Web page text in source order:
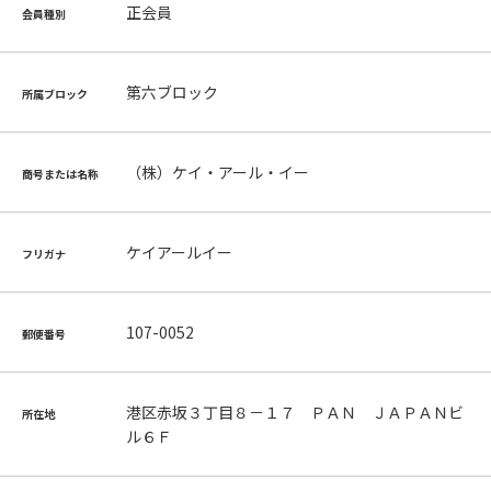
会員種別 正会員
所属ブロック 第六ブロック
商号または名称 （株）ケイ・アール・イー
フリガナ ケイアールイー
郵便番号 107-0052
所在地
港区赤坂３丁目８－１７ ＰＡＮ ＪＡＰＡＮビ
ル６Ｆ